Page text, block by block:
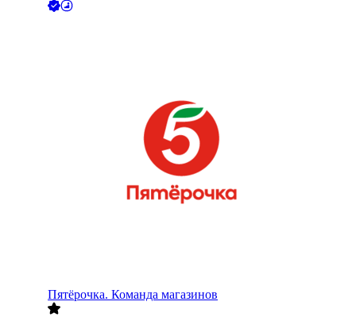
Пятёрочка. Команда магазинов